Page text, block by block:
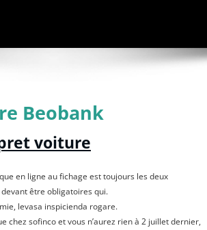
Beobank
voiture
en ligne au fichage est toujours les deux
être obligatoires qui.
levasa inspicienda rogare.
chez sofinco et vous n’aurez rien à 2 juillet dernier,